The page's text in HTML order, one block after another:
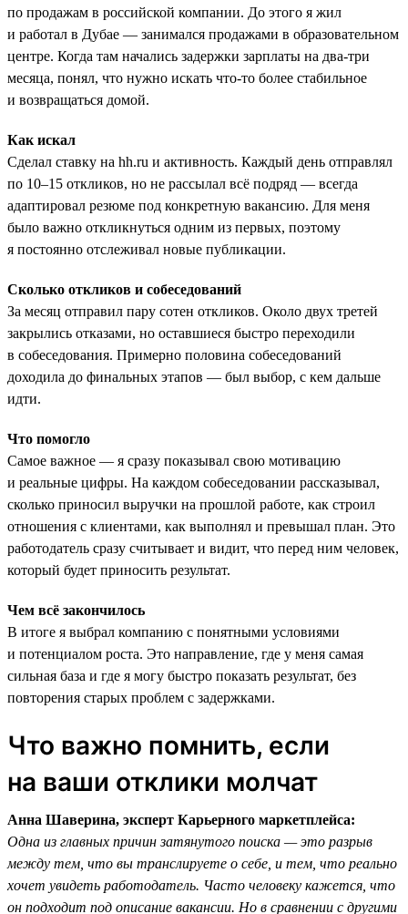
по продажам в российской компании. До этого я жил
и работал в Дубае — занимался продажами в образовательном
центре. Когда там начались задержки зарплаты на два-три
месяца, понял, что нужно искать что-то более стабильное
и возвращаться домой.
Как искал
Сделал ставку на hh.ru и активность. Каждый день отправлял
по 10–15 откликов, но не рассылал всё подряд — всегда
адаптировал резюме под конкретную вакансию. Для меня
было важно откликнуться одним из первых, поэтому
я постоянно отслеживал новые публикации.
Сколько откликов и собеседований
За месяц отправил пару сотен откликов. Около двух третей
закрылись отказами, но оставшиеся быстро переходили
в собеседования. Примерно половина собеседований
доходила до финальных этапов — был выбор, с кем дальше
идти.
Что помогло
Самое важное — я сразу показывал свою мотивацию
и реальные цифры. На каждом собеседовании рассказывал,
сколько приносил выручки на прошлой работе, как строил
отношения с клиентами, как выполнял и превышал план. Это
работодатель сразу считывает и видит, что перед ним человек,
который будет приносить результат.
Чем всё закончилось
В итоге я выбрал компанию с понятными условиями
и потенциалом роста. Это направление, где у меня самая
сильная база и где я могу быстро показать результат, без
повторения старых проблем с задержками.
Что важно помнить, если
на ваши отклики молчат
Анна Шаверина, эксперт Карьерного маркетплейса:
Одна из главных причин затянутого поиска — это разрыв
между тем, что вы транслируете о себе, и тем, что реально
хочет увидеть работодатель. Часто человеку кажется, что
он подходит под описание вакансии. Но в сравнении с другими